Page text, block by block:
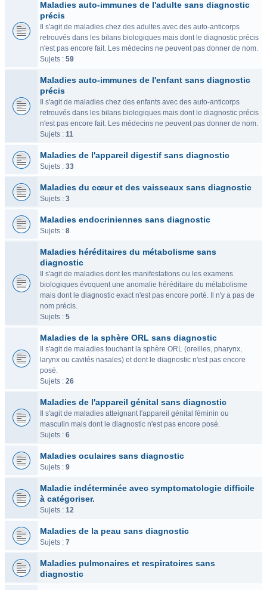
Maladies auto-immunes de l'adulte sans diagnostic
précis
Il s'agit de maladies chez des adultes avec des auto-anticorps
retrouvés dans les bilans biologiques mais dont le diagnostic précis
n'est pas encore fait. Les médecins ne peuvent pas donner de nom.
Sujets : 59
Maladies auto-immunes de l'enfant sans diagnostic
précis
Il s'agit de maladies chez des enfants avec des auto-anticorps
retrouvés dans les bilans biologiques mais dont le diagnostic précis
n'est pas encore fait. Les médecins ne peuvent pas donner de nom.
Sujets : 11
Maladies de l'appareil digestif sans diagnostic
Sujets : 33
Maladies du cœur et des vaisseaux sans diagnostic
Sujets : 3
Maladies endocriniennes sans diagnostic
Sujets : 8
Maladies héréditaires du métabolisme sans
diagnostic
Il s'agit de maladies dont les manifestations ou les examens
biologiques évoquent une anomalie héréditaire du métabolisme
mais dont le diagnostic exact n'est pas encore porté. Il n'y a pas de
nom précis.
Sujets : 5
Maladies de la sphère ORL sans diagnostic
Il s'agit de maladies touchant la sphère ORL (oreilles, pharynx,
larynx ou cavités nasales) et dont le diagnostic n'est pas encore
posé.
Sujets : 26
Maladies de l'appareil génital sans diagnostic
Il s'agit de maladies atteignant l'appareil génital féminin ou
masculin mais dont le diagnostic n'est pas encore posé.
Sujets : 6
Maladies oculaires sans diagnostic
Sujets : 9
Maladie indéterminée avec symptomatologie difficile
à catégoriser.
Sujets : 12
Maladies de la peau sans diagnostic
Sujets : 7
Maladies pulmonaires et respiratoires sans
diagnostic